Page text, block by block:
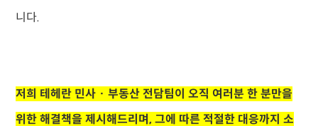
니다.
저희 테헤란 민사 · 부동산 전담팀이 오직 여러분 한 분만을
위한 해결책을 제시해드리며, 그에 따른 적절한 대응까지 소